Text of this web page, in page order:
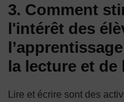
3. Comment
l'intérêt des
la lecture et
Lire et écrire sont des